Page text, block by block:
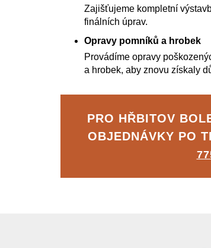
Zajišťujeme kompletní
finálních úprav.
Opravy pomníků a hrobek
Provádíme opravy
a hrobek, aby znovu získaly
PRO HŘBITOV
OBJEDNÁVKY PO